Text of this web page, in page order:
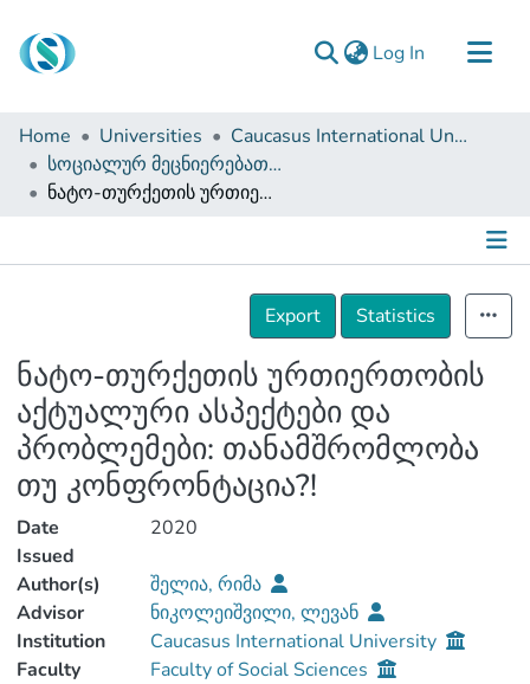
Log In (current)
Communities & Collections
Browse
Documentation
Home Universities
Caucasus International University
სოციალურ მეცნიერებათა ფაკულტეტი (დისერტაციები, სამაგისტრო ნაშრომები)
ნატო-თურქეთის ურთიერთობის აქტუალური ასპექტები და პრობლემები: თანამშრომლობა თუ კონფრონტაცია?!
Details
Export
Statistics
ნატო-თურქეთის ურთიერთობის
აქტუალური ასპექტები და
პრობლემები: თანამშრომლობა
თუ კონფრონტაცია?!
Date
Issued
2020
Author(s)
შელია, რიმა
Advisor
ნიკოლეიშვილი, ლევან
Institution
Caucasus International University
Faculty
Faculty of Social Sciences